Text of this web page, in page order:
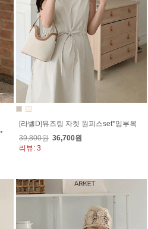
[라벨D]뮤즈링 자켓 원피스set*임부복
39,800원 36,700원
리뷰: 3